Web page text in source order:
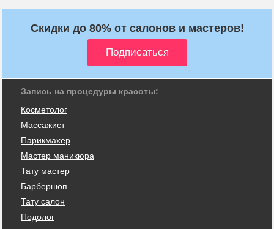
Скидки до 80% от салонов и мастеров!
Запись на процедуры красоты:
Косметолог
Массажист
Парикмахер
Мастер маникюра
Тату мастер
Барбершоп
Тату салон
Подолог